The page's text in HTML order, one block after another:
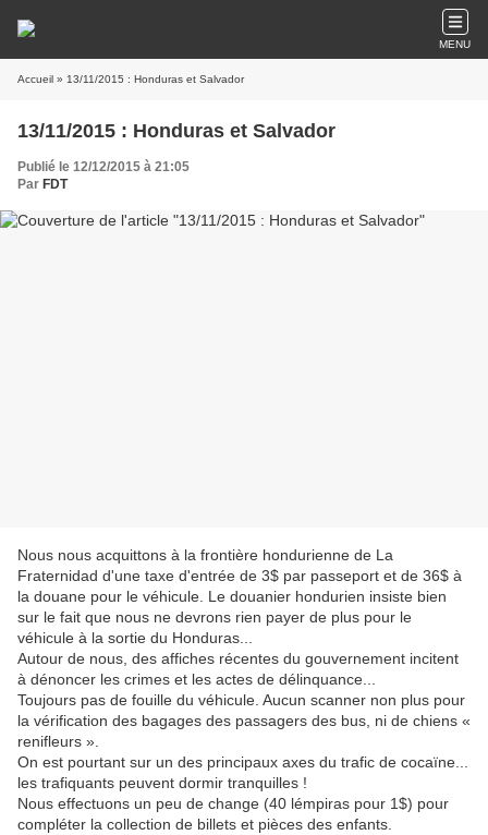
MENU
Accueil » 13/11/2015 : Honduras et Salvador
13/11/2015 : Honduras et Salvador
Publié le 12/12/2015 à 21:05
Par FDT
Nous nous acquittons à la frontière hondurienne de La
Fraternidad d'une taxe d'entrée de 3$ par passeport et de 36$ à
la douane pour le véhicule. Le douanier hondurien insiste bien
sur le fait que nous ne devrons rien payer de plus pour le
véhicule à la sortie du Honduras...
Autour de nous, des affiches récentes du gouvernement incitent
à dénoncer les crimes et les actes de délinquance...
Toujours pas de fouille du véhicule. Aucun scanner non plus pour
la vérification des bagages des passagers des bus, ni de chiens «
renifleurs ».
On est pourtant sur un des principaux axes du trafic de cocaïne...
les trafiquants peuvent dormir tranquilles !
Nous effectuons un peu de change (40 lémpiras pour 1$) pour
compléter la collection de billets et pièces des enfants.